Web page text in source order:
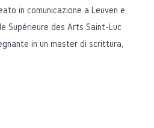
in comunicazione a Leuven e
Supérieure des Arts Saint-Luc
in un master di scrittura,